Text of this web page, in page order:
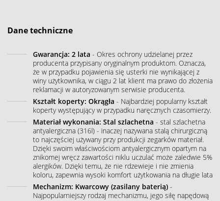
Dane techniczne
Gwarancja: 2 lata - Okres ochrony udzielanej przez
producenta przypisany oryginalnym produktom. Oznacza,
że w przypadku pojawienia się usterki nie wynikającej z
winy użytkownika, w ciągu 2 lat klient ma prawo do złożenia
reklamacji w autoryzowanym serwisie producenta.
Kształt koperty: Okrągła - Najbardziej popularny kształt
koperty występujący w przypadku naręcznych czasomierzy.
Materiał wykonania: Stal szlachetna - stal szlachetna
antyalergiczna (316l) - inaczej nazywana stalą chirurgiczną
to najczęściej używany przy produkcji zegarków materiał.
Dzięki swoim właściwościom antyalergicznym opartym na
znikomej wręcz zawartości niklu uczulać może zaledwie 5%
alergików. Dzięki temu, że nie rdzewieje i nie zmienia
koloru, zapewnia wysoki komfort użytkowania na długie lata
Mechanizm: Kwarcowy (zasilany baterią) -
Najpopularniejszy rodzaj mechanizmu, jego siłę napędową